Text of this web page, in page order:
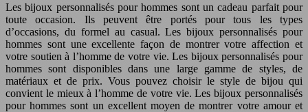
Les bijoux personnalisés pour hommes sont un cadeau parfait pour
toute occasion. Ils peuvent être portés pour tous les types
d’occasions, du formel au casual. Les bijoux personnalisés pour
hommes sont une excellente façon de montrer votre affection et
votre soutien à l’homme de votre vie. Les bijoux personnalisés pour
hommes sont disponibles dans une large gamme de styles, de
matériaux et de prix. Vous pouvez choisir le style de bijou qui
convient le mieux à l’homme de votre vie. Les bijoux personnalisés
pour hommes sont un excellent moyen de montrer votre amour et